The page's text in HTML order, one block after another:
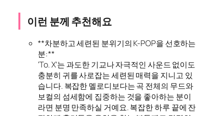
이런 분께 추천해요
**차분하고 세련된 분위기의 K-POP을 선호하는
분:**
‘To. X’는 과도한 기교나 자극적인 사운드 없이도
충분히 귀를 사로잡는 세련된 매력을 지니고 있
습니다. 복잡한 멜로디보다는 곡 전체의 무드와
보컬의 섬세함에 집중하는 것을 좋아하는 분이
라면 분명 만족하실 거예요. 복잡한 하루 끝에 잔